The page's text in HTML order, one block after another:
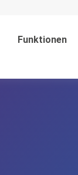
Funktionen